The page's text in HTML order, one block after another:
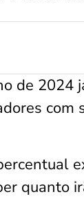
de 2024
com
quanto